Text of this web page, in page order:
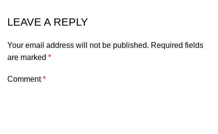
LEAVE A REPLY
Your email address will not be published. Required fields
are marked *
Comment*